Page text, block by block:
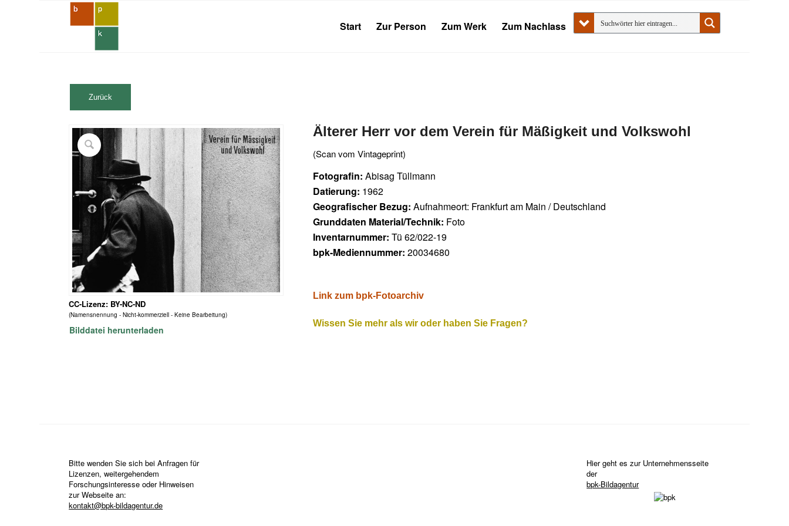
Start Zur Person Zum Werk Zum Nachlass
CC-Lizenz: BY-NC-ND
(Namensnennung - Nicht-kommerziell - Keine Bearbeitung)
Bilddatei herunterladen
Älterer Herr vor dem Verein für Mäßigkeit und Volkswohl
(Scan vom Vintageprint)
Fotografin:Abisag Tüllmann
Datierung: 1962
Geografischer Bezug:Aufnahmeort: Frankfurt am Main / Deutschland
Grunddaten Material/Technik: Foto
Inventarnummer:Tü 62/022-19
bpk-Mediennummer:20034680
Link zum bpk-Fotoarchiv
Wissen Sie mehr als wir oder haben Sie Fragen?
Bitte wenden Sie sich bei Anfragen für
Lizenzen, weitergehendem
Forschungsinteresse oder Hinweisen
zur Webseite an:
kontakt@bpk-bildagentur.de
Hier geht es zur Unternehmensseite
der
bpk-Bildagentur